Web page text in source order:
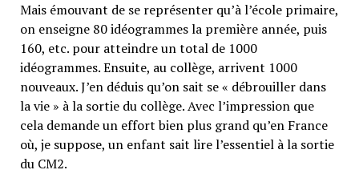
Mais émouvant de se représenter qu’à l’école primaire,
on enseigne 80 idéogrammes la première année, puis
160, etc. pour atteindre un total de 1000
idéogrammes. Ensuite, au collège, arrivent 1000
nouveaux. J’en déduis qu’on sait se « débrouiller dans
la vie » à la sortie du collège. Avec l’impression que
cela demande un effort bien plus grand qu’en France
où, je suppose, un enfant sait lire l’essentiel à la sortie
du CM2.